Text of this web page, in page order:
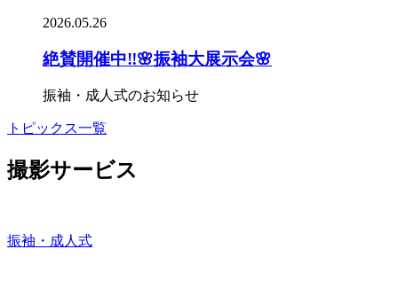
2026.05.26
絶賛開催中‼️🌸振袖大展示会🌸
振袖・成人式のお知らせ
トピックス一覧
撮影サービス
振袖・成人式